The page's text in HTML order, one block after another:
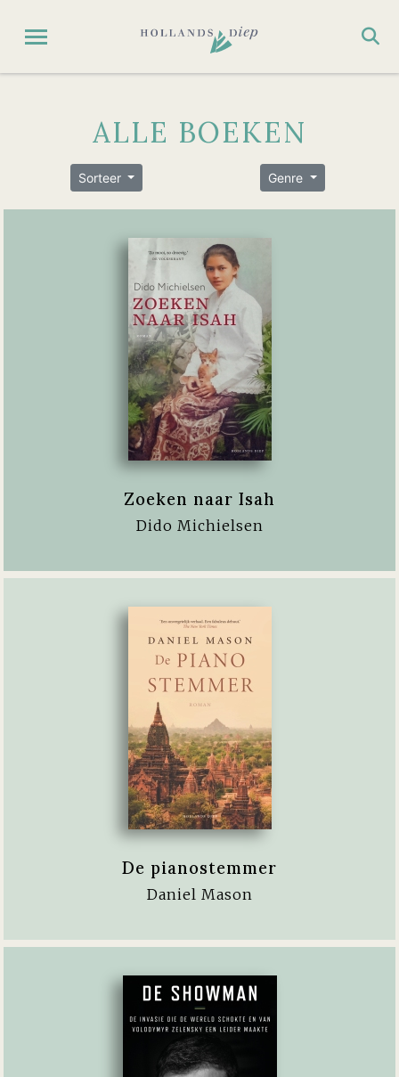
ALLE BOEKEN
Sorteer Genre
Zoeken naar Isah
Dido Michielsen
De pianostemmer
Daniel Mason